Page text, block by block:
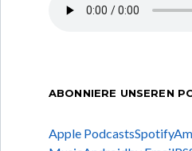
ABONNIERE UNSEREN
Apple PodcastsSpotify